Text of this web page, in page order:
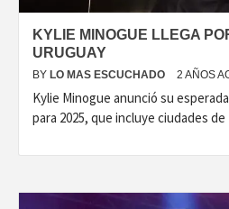
KYLIE MINOGUE LLEGA
URUGUAY
BY LO MAS ESCUCHADO 2 AÑOS
Kylie Minogue anunció su
para 2025, que incluye ciudades